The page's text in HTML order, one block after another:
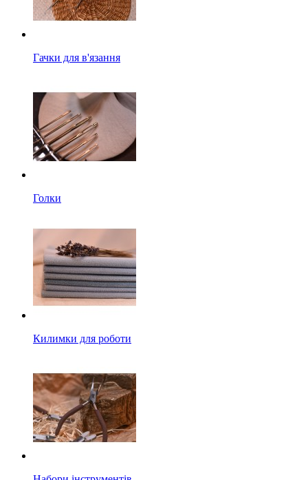
Гачки для в'язання
Голки
Килимки для роботи